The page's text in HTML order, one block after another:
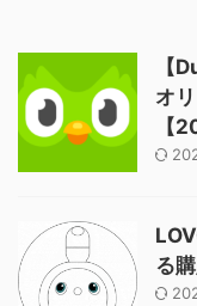
【
オ
【
る